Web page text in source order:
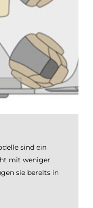
sind ein
mit weniger
sie bereits in